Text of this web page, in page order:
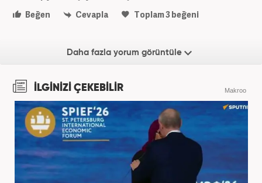
Beğen
Cevapla Toplam3beğeni
Daha fazla yorum görüntüle
İLGİNİZİ ÇEKEBİLİR Makroo